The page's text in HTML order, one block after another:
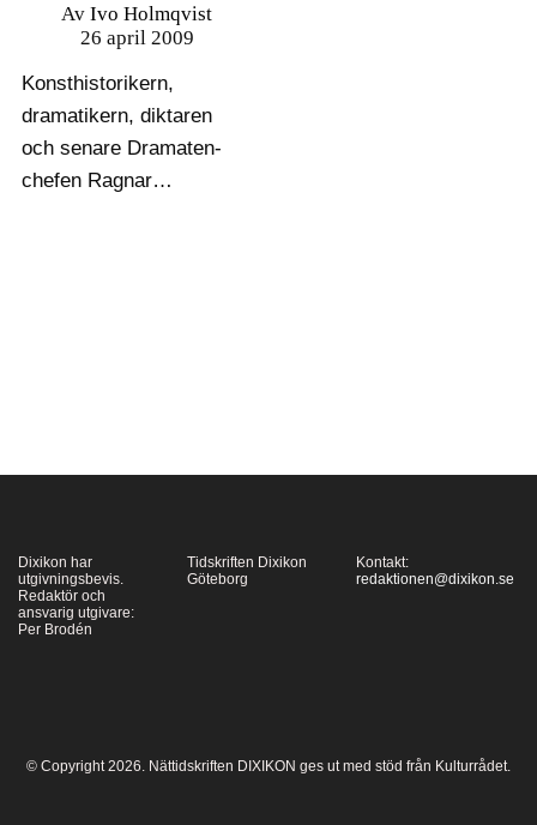
AvIvo Holmqvist
26 april 2009
Konsthistorikern,
dramatikern, diktaren
och senare Dramaten-
chefen Ragnar
spontan, men den rätta
trevande försök,…
Dixikon har
utgivningsbevis.
Redaktör och
ansvarig utgivare:
Per Brodén
Tidskriften Dixikon
Göteborg
Kontakt:
redaktionen@dixikon.se
© Copyright 2026. Nättidskriften DIXIKON ges ut med stöd från Kulturrådet.